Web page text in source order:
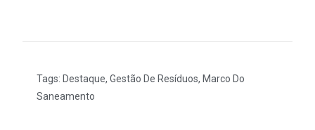
Tags:Destaque,Gestão De Resíduos,Marco Do
Saneamento